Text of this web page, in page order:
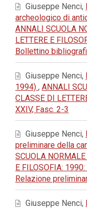
Giuseppe Nenci,
archeologico di
ANNALI SCUOLA
LETTERE E
Bollettino
Giuseppe Nenci,
1994) , ANNALI
CLASSE DI
XXIV, Fasc. 2-3
Giuseppe Nenci,
preliminare della
SCUOLA
E FILOSOFIA:
Relazione
Giuseppe Nenci,